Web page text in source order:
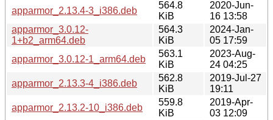
apparmor_2.13.4-3_i386.deb
564.8
KiB
2020-Jun-
16 13:58
apparmor_3.0.12-
1+b2_arm64.deb
564.3
KiB
2024-Jan-
05 17:59
apparmor_3.0.12-1_arm64.deb
563.1
KiB
2023-Aug-
24 04:25
apparmor_2.13.3-4_i386.deb
562.8
KiB
2019-Jul-27
19:11
apparmor_2.13.2-10_i386.deb
559.8
KiB
2019-Apr-
03 12:09